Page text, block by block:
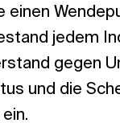
einen
jedem
gegen
und die